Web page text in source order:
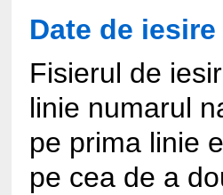
Date de iesire
Fisierul de
linie numarul
pe prima linie
pe cea de a